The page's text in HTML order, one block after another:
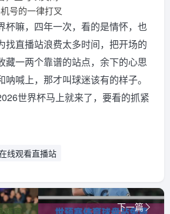
号的一律打叉
杯嘛，四年一次，看的是情怀，也
找直播站浪费太多时间，把开场的
藏一两个靠谱的站点，余下的心思
喊上，那才叫球迷该有的样子。
世界杯马上就来了，要看的抓紧
线观看直播站
下一篇